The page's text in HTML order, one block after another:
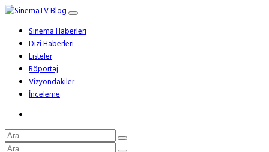
Sinema Haberleri
Dizi Haberleri
Listeler
Röportaj
Vizyondakiler
İnceleme